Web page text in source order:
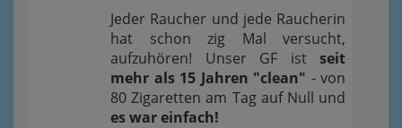
Jeder Raucher und jede Raucherin
hat schon zig Mal versucht,
aufzuhören! Unser GF ist seit
mehr als 15 Jahren "clean" - von
80 Zigaretten am Tag auf Null und
es war einfach!